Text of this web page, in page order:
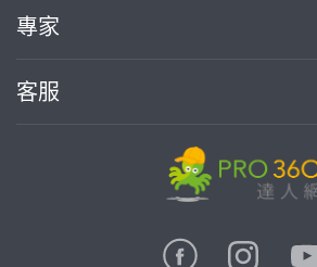
部落格
加入我們
買服務
熱門服務
專家
案件中心
客服